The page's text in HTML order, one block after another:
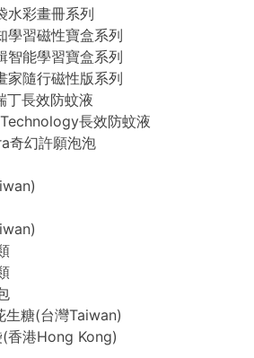
水彩畫冊系列
學習磁性寶盒系列
智能學習寶盒系列
家隨行磁性版系列
丁長效防蚊液
長效防蚊液
奇幻許願泡泡
生糖(台灣Taiwan)
香港Hong Kong)